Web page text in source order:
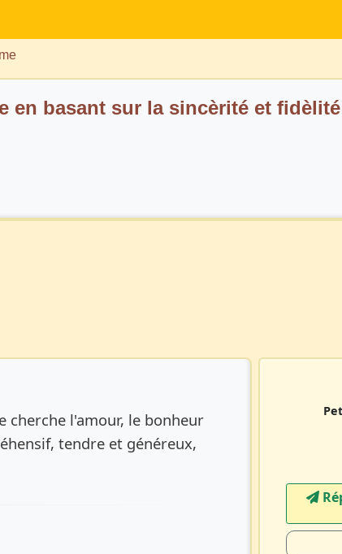
en basant sur la sincèrité et fidèlité
cherche l'amour, le bonheur
tendre et généreux,